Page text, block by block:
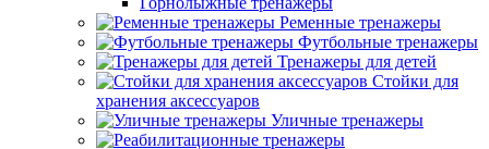
Ременные тренажеры
Футбольные тренажеры
Тренажеры для детей
Стойки для
хранения аксессуаров
Уличные тренажеры